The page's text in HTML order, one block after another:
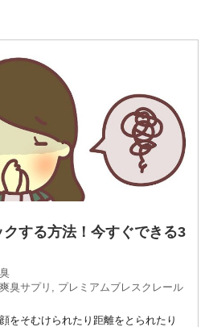
する方法！今すぐできる3
臭サプリ
プレミアムブレスクレール
をそむけられたり距離をとられたり